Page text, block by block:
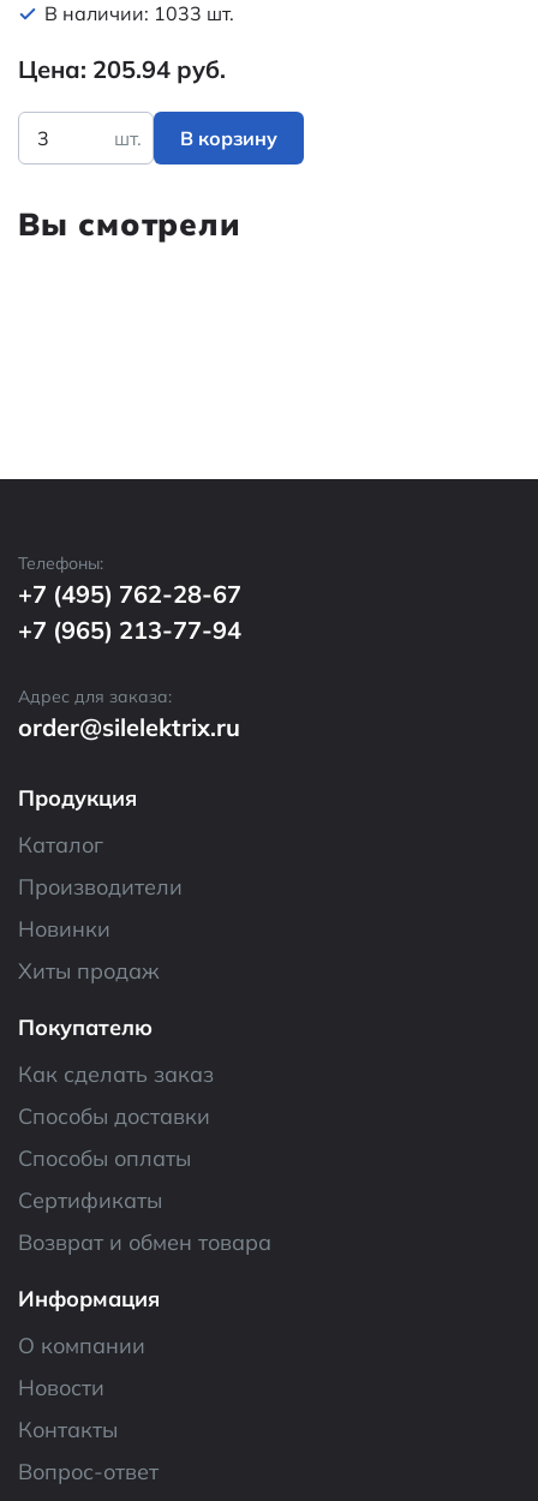
В наличии: 1033 шт.
Цена: 205.94 руб.
шт. В корзину
Вы смотрели
Телефоны:
+7 (495) 762-28-67
+7 (965) 213-77-94
Адрес для заказа:
order@silelektrix.ru
Продукция
Каталог
Производители
Новинки
Хиты продаж
Покупателю
Как сделать заказ
Способы доставки
Способы оплаты
Сертификаты
Возврат и обмен товара
Информация
О компании
Новости
Контакты
Вопрос-ответ